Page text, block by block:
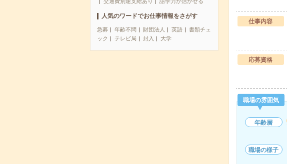
人気のワードでお仕事情報をさがす
急募 年齢不問 財団法人 英語
書類チェ
ック
テレビ局 封入 大学
仕事内容
応募資格
職場の雰囲気
年齢層
職場の様子